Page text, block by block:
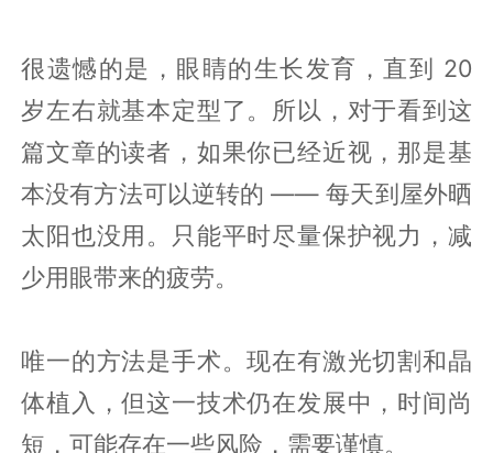
很遗憾的是，眼睛的生长发育，直到 20
岁左右就基本定型了。所以，对于看到这
篇文章的读者，如果你已经近视，那是基
本没有方法可以逆转的 —— 每天到屋外晒
太阳也没用。只能平时尽量保护视力，减
少用眼带来的疲劳。
唯一的方法是手术。现在有激光切割和晶
体植入，但这一技术仍在发展中，时间尚
短，可能存在一些风险，需要谨慎。